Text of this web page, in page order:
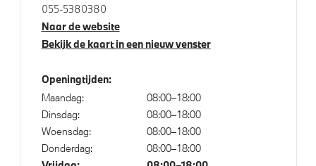
Elektrische voorzieningen
Cruise control
Bandenspanningsweergavesysteem
Automatisch dimmende binnen- en buitenspiegel
bestuurderzijde
Alarmsysteem klasse 3 (VbV/SCM)
055-5380380
Naar de website
Bekijk de kaart in een nieuw venster
Openingtijden:
Maandag:
08:00–18:00
Dinsdag:
08:00–18:00
Woensdag:
08:00–18:00
Donderdag:
08:00–18:00